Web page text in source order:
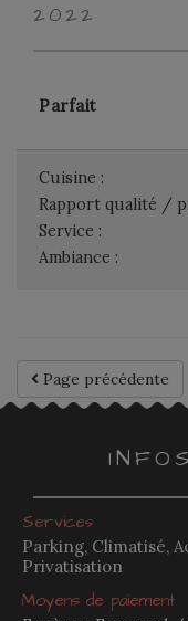
2022
Parfait
Cuisine :
Rapport qualité /
Service :
Ambiance :
Page précédente
Services
Parking, Climatisé,
Privatisation
Moyens de paiement